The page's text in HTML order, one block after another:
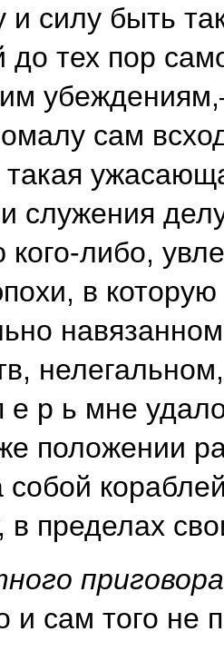
и силу быть
тех пор
сам
служения
либо,
в
р ь мне
положении
в пределах
и сам того не